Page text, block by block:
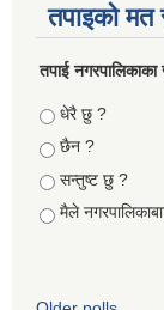
तपाइको मत
तपा‌ई नगरपालिकाका
Choices
धेरै छु ?
छैन ?
सन्तुष्ट छु ?
मैले